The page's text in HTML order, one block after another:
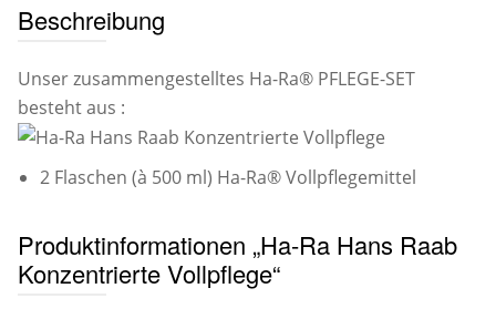
Beschreibung
Unser zusammengestelltes Ha-Ra® PFLEGE-SET
besteht aus :
2 Flaschen (à 500 ml) Ha-Ra® Vollpflegemittel
Produktinformationen „Ha-Ra Hans Raab
Konzentrierte Vollpflege“